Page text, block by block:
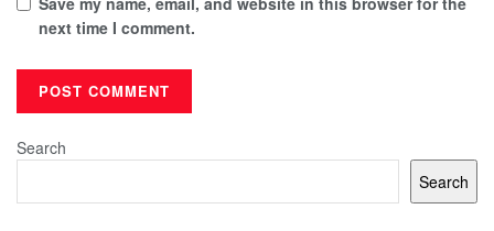
next time I comment.
Search
Search